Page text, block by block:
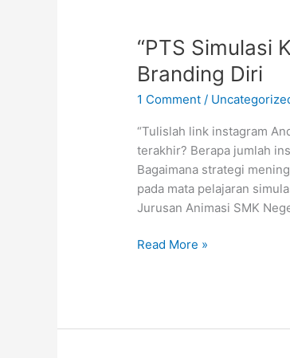
“PTS Simulasi
Branding Diri
1 Comment /
“Tulislah link instagram
terakhir? Berapa jumlah
Bagaimana strategi
pada mata pelajaran
Jurusan Animasi SMK
“PTS
Read More »